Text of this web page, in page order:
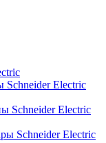
Schneider Electric
Schneider Electric
Schneider Electric